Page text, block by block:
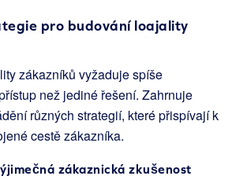
pro budování loajality
zákazníků vyžaduje spíše
než jediné řešení. Zahrnuje
různých strategií, které přispívají k
cestě zákazníka.
zákaznická zkušenost